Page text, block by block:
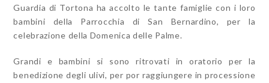
Guardia di Tortona ha accolto le tante famiglie con i loro
bambini della Parrocchia di San Bernardino, per la
celebrazione della Domenica delle Palme.
Grandi e bambini si sono ritrovati in oratorio per la
benedizione degli ulivi, per por raggiungere in processione